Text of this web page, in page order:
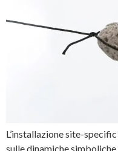
L’installazione site-
sulle dinamiche